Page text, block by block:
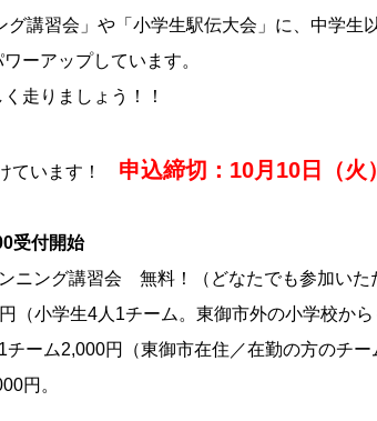
講習会」や「小学生駅伝大会」に、中学生
ーアップしています。
走りましょう！！
ています！ 申込締切：10月10日（火）
受付開始
ニング講習会 無料！（どなたでも参加いた
小学生4人1チーム。東御市外の小学校から
ーム2,000円（東御市在住／在勤の方のチー
円。